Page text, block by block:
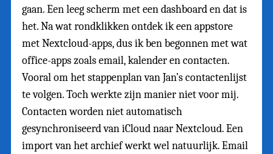
gaan. Een leeg scherm met een dashboard en dat is
het. Na wat rondklikken ontdek ik een appstore
met Nextcloud-apps, dus ik ben begonnen met wat
office-apps zoals email, kalender en contacten.
Vooral om het stappenplan van Jan’s contactenlijst
te volgen. Toch werkte zijn manier niet voor mij.
Contacten worden niet automatisch
gesynchroniseerd van iCloud naar Nextcloud. Een
import van het archief werkt wel natuurlijk. Email